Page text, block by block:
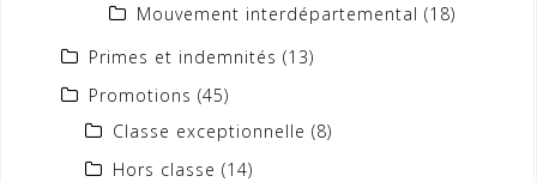
Mouvement interdépartemental (18)
Primes et indemnités (13)
Promotions (45)
Classe exceptionnelle (8)
Hors classe (14)